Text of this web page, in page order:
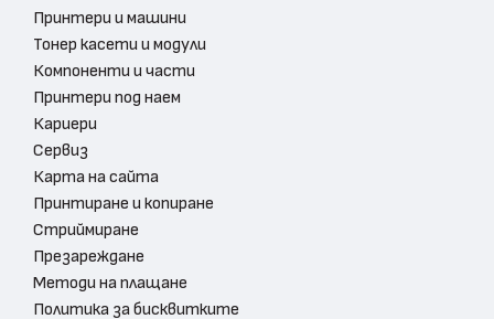
Принтери и машини
Тонер касети и модули
Компоненти и части
Принтери под наем
Кариери
Сервиз
Карта на сайта
Принтиране и копиране
Стриймиране
Презареждане
Методи на плащане
Политика за бисквитките